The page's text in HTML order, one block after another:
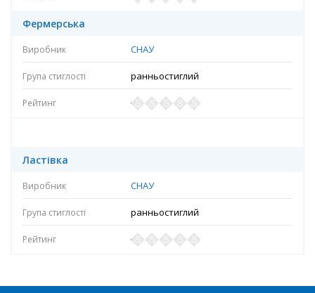
Фермерська
СНАУ
ранньостиглий
Ластівка
СНАУ
ранньостиглий